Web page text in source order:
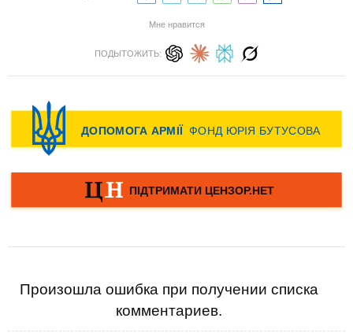
Мне нравится
ПОДЫТОЖИТЬ:
Произошла ошибка при получении списка
комментариев.